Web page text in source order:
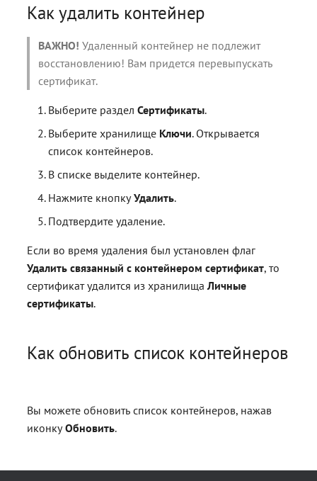
Как удалить контейнер
ВАЖНО! Удаленный контейнер не подлежит
восстановлению! Вам придется перевыпускать
сертификат.
Выберите разделСертификаты.
Выберите хранилище Ключи. Открывается
список контейнеров.
В списке выделите контейнер.
Нажмите кнопкуУдалить.
Подтвердите удаление.
Если во время удаления был установлен флаг
Удалить связанный с контейнером сертификат, то
сертификат удалится из хранилищаЛичные
сертификаты.
Как обновить список контейнеров
Вы можете обновить список контейнеров, нажав
иконкуОбновить.